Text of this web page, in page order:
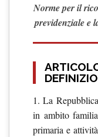
Norme per il
previdenziale e
1. La
in ambito
primaria e